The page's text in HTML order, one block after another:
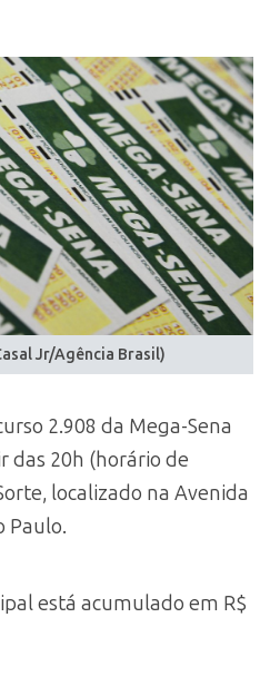
Jr/Agência Brasil)
2.908 da Mega-Sena
das 20h (horário de
localizado na Avenida
Paulo.
está acumulado em R$